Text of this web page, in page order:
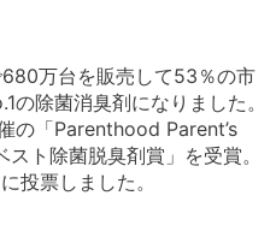
万台を販売して53％の市
の除菌消臭剤になりました。
の「Parenthood Parent’s
ト除菌脱臭剤賞」を受賞。
投票しました。